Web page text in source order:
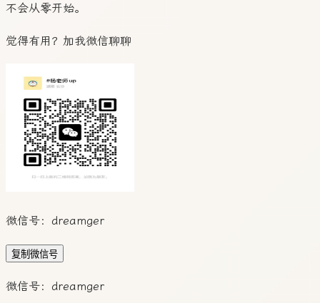
不会从零开始。
觉得有用？加我微信聊聊
微信号： dreamger
复制微信号
微信号： dreamger